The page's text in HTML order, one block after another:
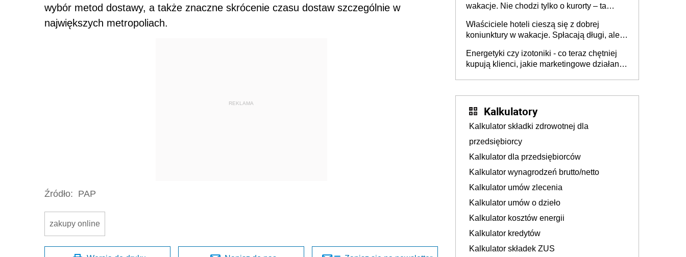
wybór metod dostawy, a także znaczne skrócenie czasu dostaw szczególnie w
największych metropoliach.
REKLAMA
Źródło: PAP
zakupy online
wakacje. Nie chodzi tylko o kurorty – ta
tam, gdzie wielu spędzi urlop po cichu
Właściciele hoteli cieszą się z dobrej
koniunktury w wakacje. Spłacają długi, ale
Energetyki czy izotoniki - co teraz chętniej
kupują klienci, jakie marketingowe działania
Kalkulatory
Kalkulator składki zdrowotnej dla
przedsiębiorcy
Kalkulator dla przedsiębiorców
Kalkulator wynagrodzeń brutto/netto
Kalkulator umów zlecenia
Kalkulator umów o dzieło
Kalkulator kosztów energii
Kalkulator kredytów
Kalkulator składek ZUS